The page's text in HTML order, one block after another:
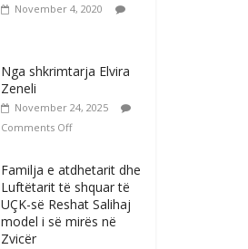
November 4, 2020
Nga shkrimtarja Elvira
Zeneli
November 24, 2025
Comments Off
Familja e atdhetarit dhe
Luftëtarit të shquar të
UÇK-së Reshat Salihaj
model i së mirës në
Zvicër